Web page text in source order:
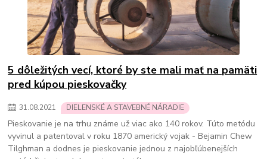
5 dôležitých vecí, ktoré by ste mali mať na pamäti
pred kúpou pieskovačky
31.08.2021 DIELENSKÉ A STAVEBNÉ NÁRADIE
Pieskovanie je na trhu známe už viac ako 140 rokov. Túto metódu
vyvinul a patentoval v roku 1870 americký vojak - Bejamin Chew
Tilghman a dodnes je pieskovanie jednou z najobľúbenejších